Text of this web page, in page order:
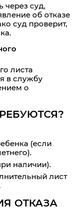
через суд,
об отказе
суд проверит,
листа
в службу
о
(если
наличии).
лист
ОТКАЗА